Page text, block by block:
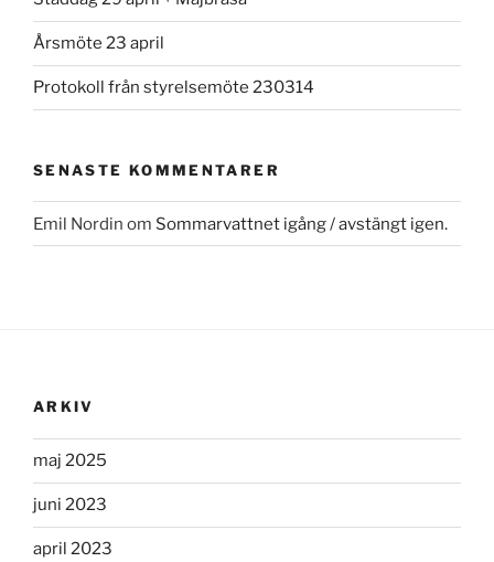
Årsmöte 23 april
Protokoll från styrelsemöte 230314
SENASTE KOMMENTARER
Emil Nordin om Sommarvattnet igång / avstängt igen.
ARKIV
maj 2025
juni 2023
april 2023